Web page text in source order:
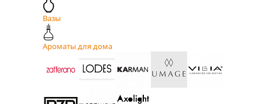
Вазы
Ароматы для дома